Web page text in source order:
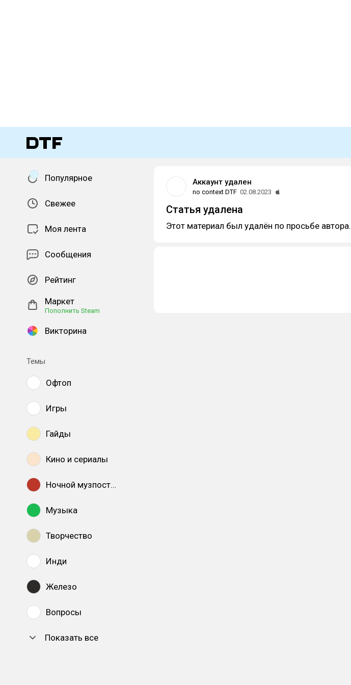
Популярное
Свежее
Моя лента
Сообщения
Рейтинг
Маркет
Пополнить Steam
Викторина
Темы
Офтоп
Игры
Гайды
Кино и сериалы
Ночной музпостинг
Музыка
Творчество
Инди
Железо
Вопросы
Показать все
Аккаунт удален
no context DTF 02.08.2023
Статья удалена
Этот материал был удалён по просьбе автора.